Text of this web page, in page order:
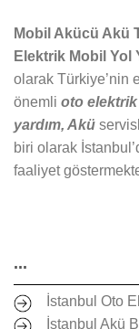
Mobil Akücü Akü
Elektrik Mobil Yol
olarak Türkiye’nin
önemli oto
yardım, Akü
biri olarak
faaliyet
...
İstanbul Oto
İstanbul Akü